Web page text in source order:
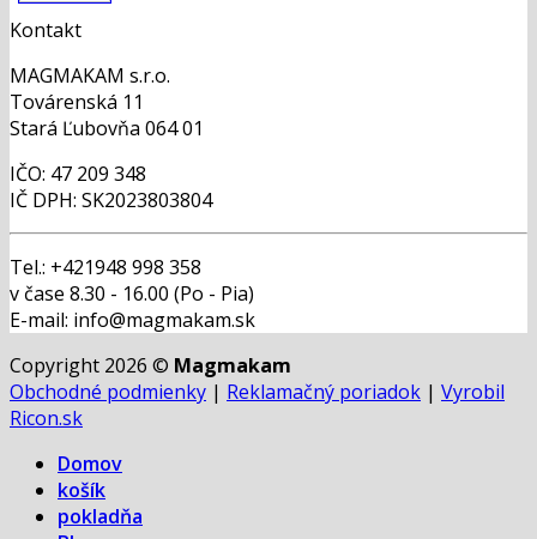
Kontakt
MAGMAKAM s.r.o.
Továrenská 11
Stará Ľubovňa 064 01
IČO: 47 209 348
IČ DPH: SK2023803804
Tel.: +421948 998 358
v čase 8.30 - 16.00 (Po - Pia)
E-mail: info@magmakam.sk
Copyright 2026 © Magmakam
Obchodné podmienky | Reklamačný poriadok | Vyrobil
Ricon.sk
Domov
košík
pokladňa